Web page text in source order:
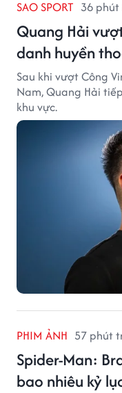
SAO SPORT 36
Quang Hải
danh huyền
Sau khi vượt Công
Nam, Quang Hải
khu vực.
PHIM ẢNH 57 phút
Spider-Man:
bao nhiêu kỷ